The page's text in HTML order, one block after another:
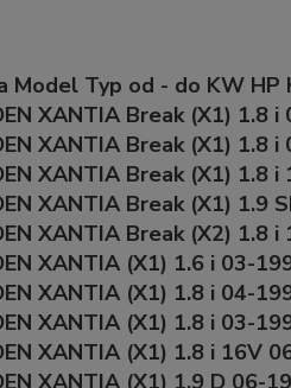
Model Typ od - do KW
XANTIA Break (X1) 1.8
XANTIA Break (X1) 1.8
XANTIA Break (X1) 1.8
XANTIA Break (X1) 1.9
XANTIA Break (X2) 1.8
XANTIA (X1) 1.6 i 03-
XANTIA (X1) 1.8 i 04-
XANTIA (X1) 1.8 i 03-
XANTIA (X1) 1.8 i 16V
XANTIA (X1) 1.9 D 06-